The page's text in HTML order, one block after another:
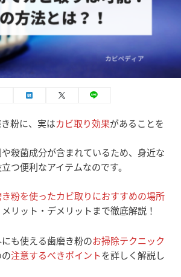
粉に、実はカビ取り効果があることを
殺菌成分が含まれているため、身近な
つ便利なアイテムなのです。
粉を使ったカビ取りにおすすめの場所
メリット・デメリットまで徹底解説！
も使える歯磨き粉のお掃除テクニック
注意するべきポイントを詳しく解説し